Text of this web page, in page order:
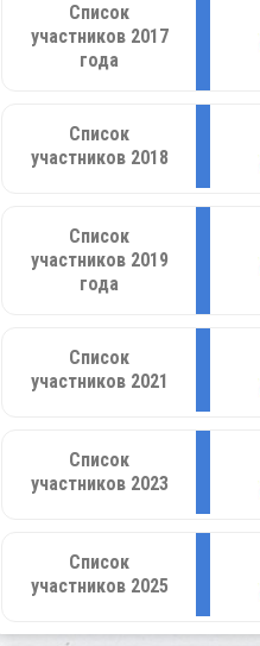
Список
участников 2017
года
Список
участников 2018
Список
участников 2019
года
Список
участников 2021
Список
участников 2023
Список
участников 2025